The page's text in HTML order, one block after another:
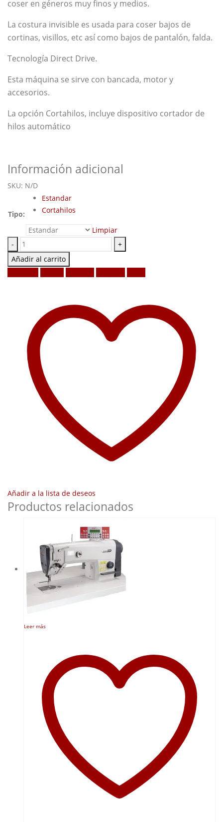
coser en géneros muy finos y medios.
La costura invisible es usada para coser bajos de
cortinas, visillos, etc así como bajos de pantalón, falda.
Tecnología Direct Drive.
Esta máquina se sirve con bancada, motor y
accesorios.
La opción Cortahilos, incluye dispositivo cortador de
hilos automático
Información adicional
SKU: N/D
Tipo:
Estandar
Cortahilos
Limpiar
-
+
Añadir al carrito
Añadir a la lista de deseos
Productos relacionados
Leer más